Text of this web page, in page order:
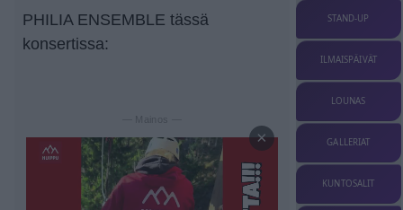
PHILIA ENSEMBLE tässä
konsertissa:
— Mainos —
×
STAND-UP
ILMAISPÄIVÄT
LOUNAS
GALLERIAT
KUNTOSALIT